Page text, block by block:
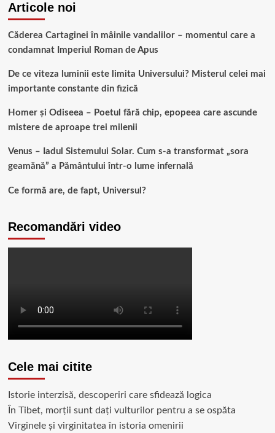
Articole noi
Căderea Cartaginei în mâinile vandalilor – momentul care a
condamnat Imperiul Roman de Apus
De ce viteza luminii este limita Universului? Misterul celei mai
importante constante din fizică
Homer și Odiseea – Poetul fără chip, epopeea care ascunde
mistere de aproape trei milenii
Venus – Iadul Sistemului Solar. Cum s-a transformat „sora
geamănă” a Pământului într-o lume infernală
Ce formă are, de fapt, Universul?
Recomandări video
Cele mai citite
Istorie interzisă, descoperiri care sfidează logica
În Tibet, morții sunt dați vulturilor pentru a se ospăta
Virginele şi virginitatea în istoria omenirii